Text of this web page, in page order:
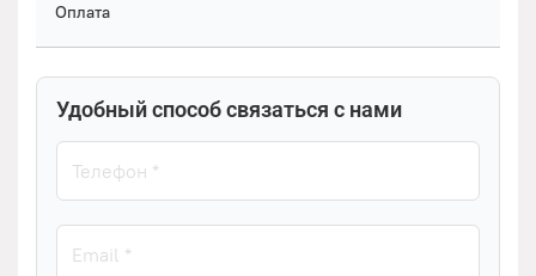
Оплата
Удобный способ связаться с нами